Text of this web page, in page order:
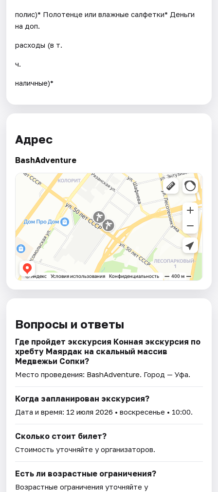
полис)* Полотенце или влажные салфетки* Деньги
на доп.
расходы (в т.
ч.
наличные)*
Адрес
BashAdventure
Вопросы и ответы
Где пройдет экскурсия Конная экскурсия по
хребту Маярдак на скальный массив
Медвежьи Сопки?
Место проведения: BashAdventure. Город — Уфа.
Когда запланирован экскурсия?
Дата и время: 12 июля 2026 • воскресенье • 10:00.
Сколько стоит билет?
Стоимость уточняйте у организаторов.
Есть ли возрастные ограничения?
Возрастные ограничения уточняйте у